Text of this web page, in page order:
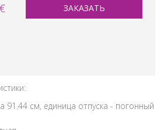
ЗАКАЗАТЬ
см, единица отпуска - погонный